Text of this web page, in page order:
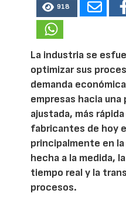
918
La industria se
optimizar sus
demanda
empresas hacia una
ajustada, más
fabricantes de hoy
principalmente en
hecha a la medida,
tiempo real y la
procesos.